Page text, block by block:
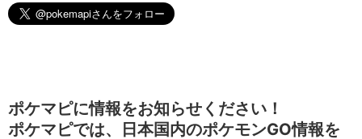
ポケマピに情報をお知らせください！
ポケマピでは、日本国内のポケモンGO情報を